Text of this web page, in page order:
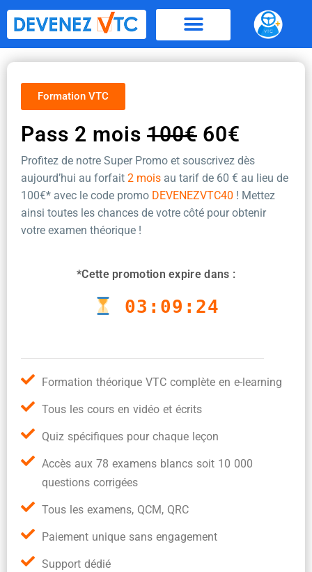
Aller
contenu
Formation VTC
Pass 2 mois 100€ 60€
Profitez de notre Super Promo et souscrivez dès
aujourd’hui au forfait 2 mois au tarif de 60 € au lieu de
100€* avec le code promo DEVENEZVTC40 ! Mettez
ainsi toutes les chances de votre côté pour obtenir
votre examen théorique !
*Cette promotion expire dans :
03:09:24
Formation théorique VTC complète en e-learning
Tous les cours en vidéo et écrits
Quiz spécifiques pour chaque leçon
Accès aux 78 examens blancs soit 10 000
questions corrigées
Tous les examens, QCM, QRC
Paiement unique sans engagement
Support dédié